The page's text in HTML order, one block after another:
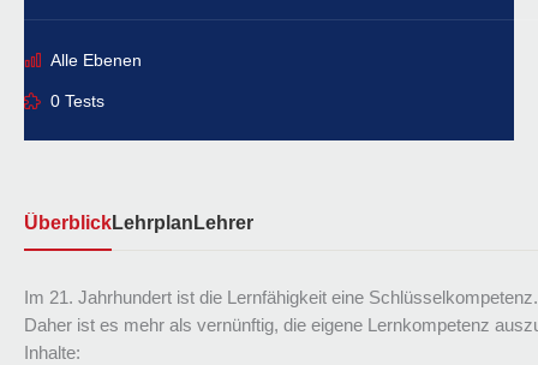
Alle Ebenen
0 Tests
ÜberblickLehrplanLehrer
Im 21. Jahrhundert ist die Lernfähigkeit eine
Daher ist es mehr als vernünftig, die eigene Lernkompetenz
Inhalte: